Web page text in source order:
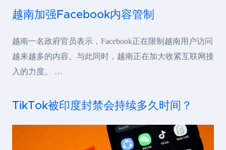
越南加强Facebook内容管制
越南一名政府官员表示，Facebook正在限制越南用户访问
越来越多的内容。与此同时，越南正在加大收紧互联网接
入的力度。 …
TikTok被印度封禁会持续多久时间？